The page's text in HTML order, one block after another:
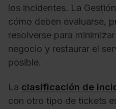
los incidentes. La
cómo deben evaluarse,
resolverse para
negocio y restaurar el
posible.
La clasificación de
con otro tipo de tickets